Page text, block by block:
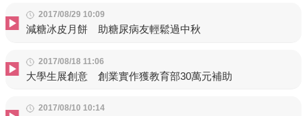
2017/08/29 10:09
減糖冰皮月餅 助糖尿病友輕鬆過中秋
2017/08/18 11:06
大學生展創意 創業實作獲教育部30萬元補助
2017/08/10 10:14